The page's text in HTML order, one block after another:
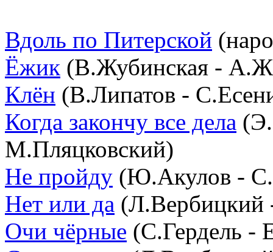
Вдоль по Питерской
Ёжик (В.Жубинская -
Клён (В.Липатов -
Когда закончу все дела
М.Пляцковский)
Не пройду (Ю.Акулов -
Нет или да (Л.Вербицкий
Очи чёрные (С.Гердель -